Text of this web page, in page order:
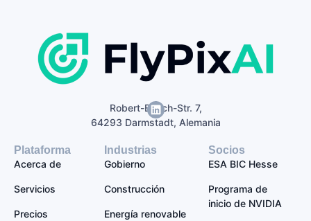
Robert-Bosch-Str. 7,
64293 Darmstadt, Alemania
Plataforma
Acerca de
Servicios
Precios
Industrias
Gobierno
Construcción
Energía renovable
Socios
ESA BIC Hesse
Programa de
inicio de NVIDIA